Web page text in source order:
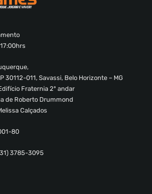
30112-011, Savassi, Belo Horizonte – MG
Fraternia 2º andar
de Roberto Drummond
Calçados
80
3785-3095